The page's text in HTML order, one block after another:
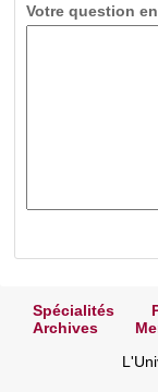
Votre question
Spécialités
Archives